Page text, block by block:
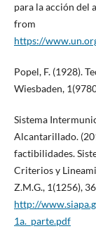
para la acción del
from
https://
Popel, F. (1928).
Wiesbaden,
Sistema
Alcantarillado.
factibilidades.
Criterios y
Z.M.G., 1(1256),
http://
1a._parte.pdf